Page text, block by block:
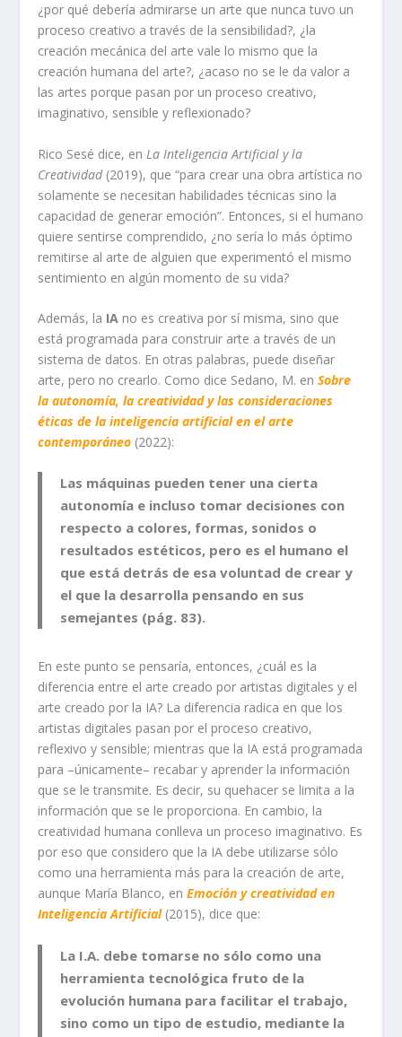
¿por qué debería admirarse un arte que nunca tuvo un
proceso creativo a través de la sensibilidad?, ¿la
creación mecánica del arte vale lo mismo que la
creación humana del arte?, ¿acaso no se le da valor a
las artes porque pasan por un proceso creativo,
imaginativo, sensible y reflexionado?
Rico Sesé dice, en La Inteligencia Artificial y la
Creatividad(2019), que “para crear una obra artística no
solamente se necesitan habilidades técnicas sino la
capacidad de generar emoción”. Entonces, si el humano
quiere sentirse comprendido, ¿no sería lo más óptimo
remitirse al arte de alguien que experimentó el mismo
sentimiento en algún momento de su vida?
Además, la IA no es creativa por sí misma, sino que
está programada para construir arte a través de un
sistema de datos. En otras palabras, puede diseñar
arte, pero no crearlo. Como dice Sedano, M. enSobre
la autonomía, la creatividad y las consideraciones
éticas de la inteligencia artificial en el arte
contemporáneo (2022):
Las máquinas pueden tener una cierta
autonomía e incluso tomar decisiones con
respecto a colores, formas, sonidos o
resultados estéticos, pero es el humano el
que está detrás de esa voluntad de crear y
el que la desarrolla pensando en sus
semejantes (pág. 83).
En este punto se pensaría, entonces, ¿cuál es la
diferencia entre el arte creado por artistas digitales y el
arte creado por la IA? La diferencia radica en que los
artistas digitales pasan por el proceso creativo,
reflexivo y sensible; mientras que la IA está programada
para –únicamente– recabar y aprender la información
que se le transmite. Es decir, su quehacer se limita a la
información que se le proporciona. En cambio, la
creatividad humana conlleva un proceso imaginativo. Es
por eso que considero que la IA debe utilizarse sólo
como una herramienta más para la creación de arte,
aunque María Blanco, enEmoción y creatividad en
Inteligencia Artificial(2015), dice que:
La I.A. debe tomarse no sólo como una
herramienta tecnológica fruto de la
evolución humana para facilitar el trabajo,
sino como un tipo de estudio, mediante la